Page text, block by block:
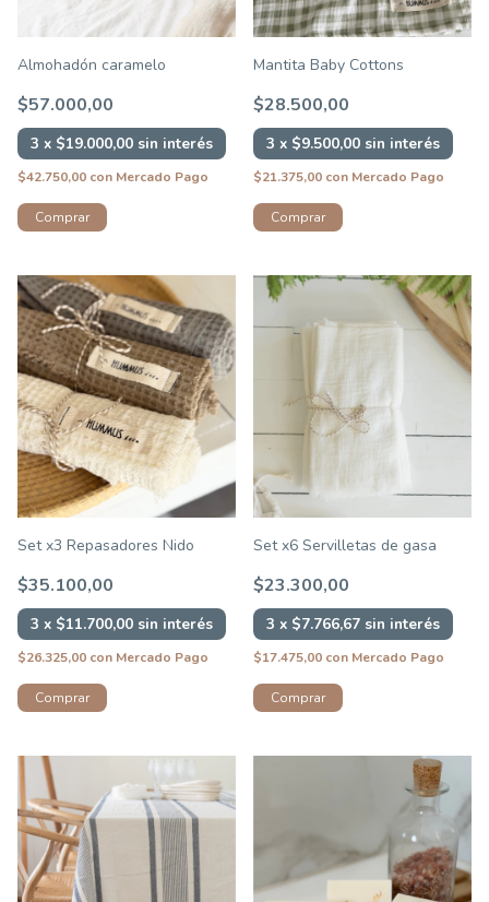
Almohadón caramelo
$57.000,00
3 x $19.000,00 sin interés
$42.750,00 con Mercado Pago
Comprar
Mantita Baby Cottons
$28.500,00
3 x $9.500,00 sin interés
$21.375,00 con Mercado Pago
Comprar
Set x3 Repasadores Nido
$35.100,00
3 x $11.700,00 sin interés
$26.325,00 con Mercado Pago
Set x6 Servilletas de gasa
$23.300,00
3 x $7.766,67 sin interés
$17.475,00 con Mercado Pago